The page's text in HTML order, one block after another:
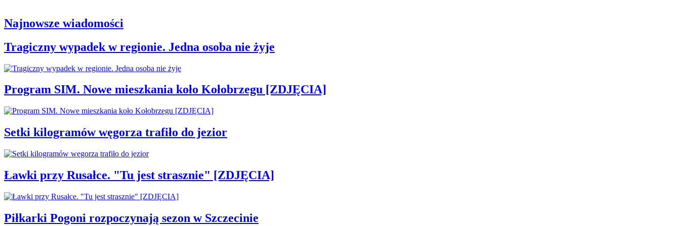
Najnowsze wiadomości
Tragiczny wypadek w regionie. Jedna osoba nie żyje
Program SIM. Nowe mieszkania koło Kołobrzegu [ZDJĘCIA]
Setki kilogramów węgorza trafiło do jezior
Ławki przy Rusałce. "Tu jest strasznie" [ZDJĘCIA]
Piłkarki Pogoni rozpoczynają sezon w Szczecinie